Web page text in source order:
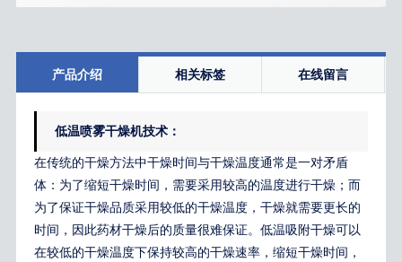
产品介绍 相关标签 在线留言
低温喷雾干燥机技术：
在传统的干燥方法中干燥时间与干燥温度通常是一对矛盾
体：为了缩短干燥时间，需要采用较高的温度进行干燥；而
为了保证干燥品质采用较低的干燥温度，干燥就需要更长的
时间，因此药材干燥后的质量很难保证。低温吸附干燥可以
在较低的干燥温度下保持较高的干燥速率，缩短干燥时间，